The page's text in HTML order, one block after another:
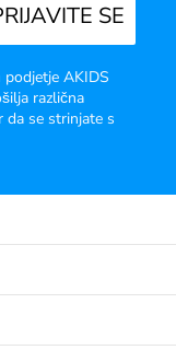
SE
AKIDS
različna
da se strinjate s